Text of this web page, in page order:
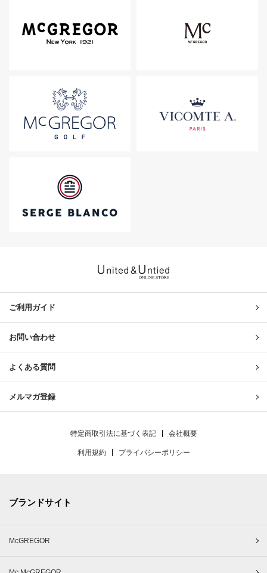
ご利用ガイド
お問い合わせ
よくある質問
メルマガ登録
特定商取引法に基づく表記 会社概要
利用規約 プライバシーポリシー
ブランドサイト
McGREGOR